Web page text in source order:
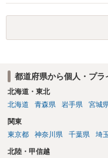
都道府県から個人・プ
北海道・東北
北海道
青森県 岩手県 宮城
関東
東京都
神奈川県 千葉県 埼
北陸・甲信越